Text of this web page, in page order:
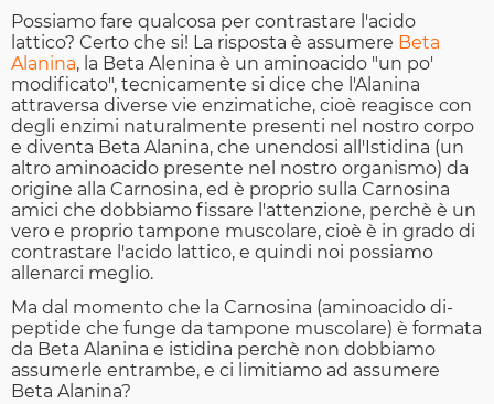
Possiamo fare qualcosa per contrastare l'acido
lattico? Certo che si! La risposta è assumere Beta
Alanina, la Beta Alenina è un aminoacido "un po'
modificato", tecnicamente si dice che l'Alanina
attraversa diverse vie enzimatiche, cioè reagisce con
degli enzimi naturalmente presenti nel nostro corpo
e diventa Beta Alanina, che unendosi all'Istidina (un
altro aminoacido presente nel nostro organismo) da
origine alla Carnosina, ed è proprio sulla Carnosina
amici che dobbiamo fissare l'attenzione, perchè è un
vero e proprio tampone muscolare, cioè è in grado di
contrastare l'acido lattico, e quindi noi possiamo
allenarci meglio.
Ma dal momento che la Carnosina (aminoacido di-
peptide che funge da tampone muscolare) è formata
da Beta Alanina e istidina perchè non dobbiamo
assumerle entrambe, e ci limitiamo ad assumere
Beta Alanina?